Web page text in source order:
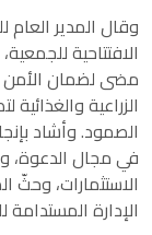
وقال المدير
الافتتاحية
مضى لضمان الأمن
الزراعية
الصمود. وأشاد
في مجال الدعوة،
الاستثمارات، وحثّ
الإدارة